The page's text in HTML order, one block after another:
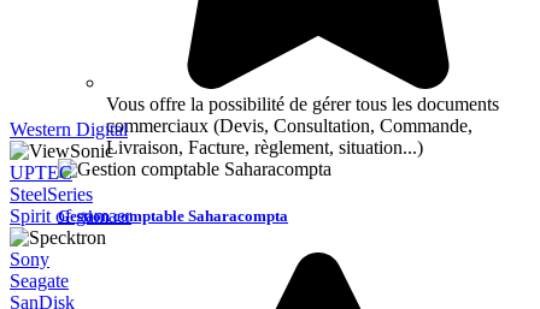
Vous offre la possibilité de gérer tous les documents
commerciaux (Devis, Consultation, Commande,
Livraison, Facture, règlement, situation...)
Gestion comptable Saharacompta
Western Digital
UPTEC
SteelSeries
Spirit of gamaer
Sony
Seagate
SanDisk